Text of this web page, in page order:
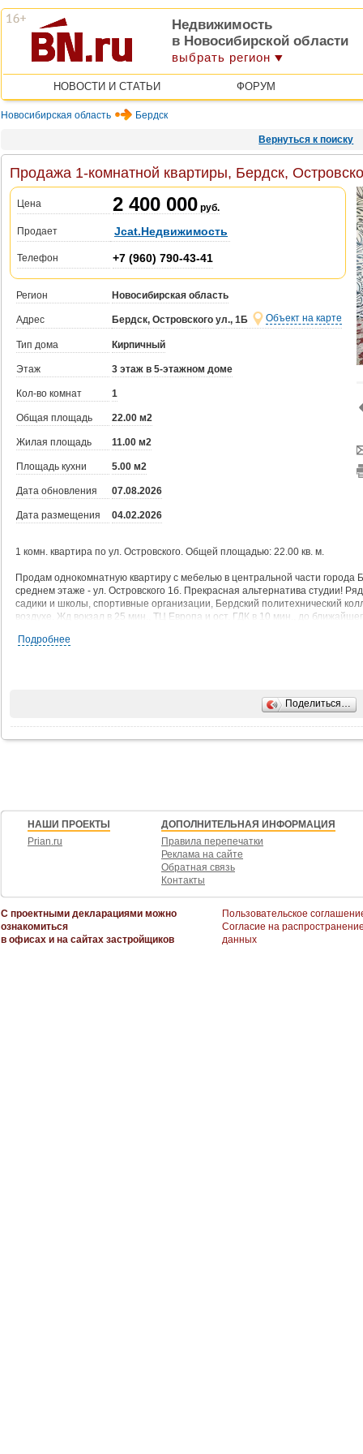
Недвижимость
в Новосибирской области
выбрать регион
НОВОСТИ И СТАТЬИ ФОРУМ
Новосибирская область Бердск
Вернуться к поиску
Продажа 1-комнатной квартиры, Бердск,
Цена 2 400 000 руб.
Продает Jcat.Недвижимость
Телефон +7 (960) 790-43-41
Регион Новосибирская область
Адрес Бердск, Островского ул., 1Б Объект на карте
Тип дома Кирпичный
Этаж 3 этаж в 5-этажном доме
Кол-во комнат 1
Общая площадь 22.00 м2
Жилая площадь 11.00 м2
Площадь кухни 5.00 м2
Дата обновления 07.08.2026
Дата размещения 04.02.2026
1 комн. квартира по ул. Островского. Общей площадью: 22.00 кв. м.
Продам однокомнатную квартиру с мебелью в центральной части города
среднем этаже - ул. Островского 1б. Прекрасная альтернатива студии!
садики и школы, спортивные организации, Бердский политехнический
воздухе. Жд вокзал в 25 мин., ТЦ Европа и ост. ГДК в 10 мин., до
В квартире есть отдельные кухня, комната, санузел и полноценный
доступности центр города, жд вокзал, развитая инфраструктура,
JV001054166411
Подробнее
Поделиться…
НАШИ ПРОЕКТЫ
Prian.ru
ДОПОЛНИТЕЛЬНАЯ ИНФОРМАЦИЯ
Правила перепечатки
Реклама на сайте
Обратная связь
Контакты
С проектными декларациями можно
ознакомиться
в офисах и на сайтах застройщиков
Пользовательское
Согласие на
данных